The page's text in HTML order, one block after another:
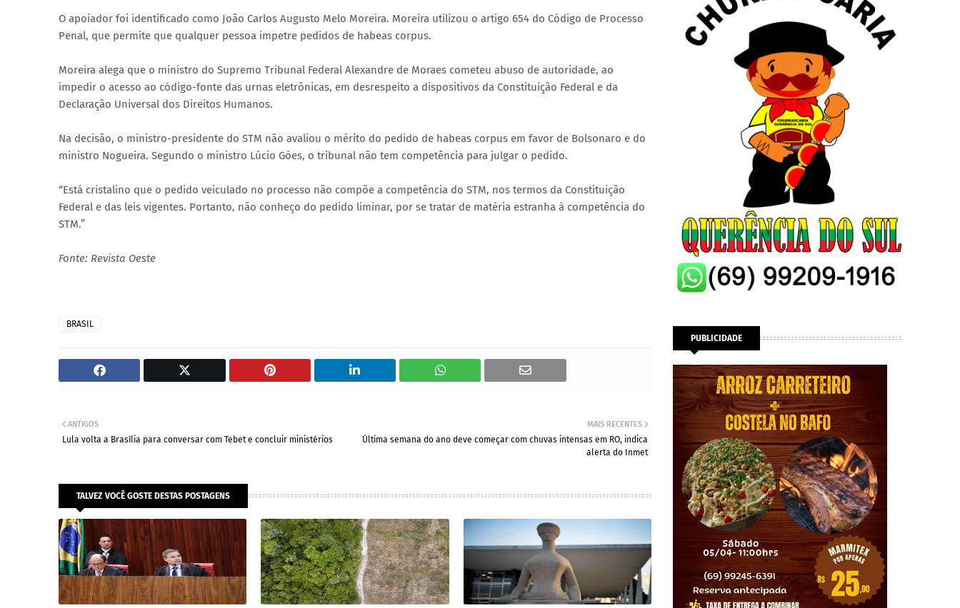
O apoiador foi identificado como João Carlos Augusto Melo Moreira. Moreira utilizou o artigo 654 do Código de Processo
Penal, que permite que qualquer pessoa impetre pedidos de habeas corpus.
Moreira alega que o ministro do Supremo Tribunal Federal Alexandre de Moraes cometeu abuso de autoridade, ao
impedir o acesso ao código-fonte das urnas eletrônicas, em desrespeito a dispositivos da Constituição Federal e da
Declaração Universal dos Direitos Humanos.
Na decisão, o ministro-presidente do STM não avaliou o mérito do pedido de habeas corpus em favor de Bolsonaro e do
ministro Nogueira. Segundo o ministro Lúcio Góes, o tribunal não tem competência para julgar o pedido.
“Está cristalino que o pedido veiculado no processo não compõe a competência do STM, nos termos da Constituição
Federal e das leis vigentes. Portanto, não conheço do pedido liminar, por se tratar de matéria estranha à competência do
STM.”
Fonte: Revista Oeste
BRASIL
MAIS RECENTES
Última semana do ano deve começar com chuvas intensas em RO, indica
alerta do Inmet
ANTIGOS
Lula volta a Brasília para conversar com Tebet e concluir ministérios
TALVEZ VOCÊ GOSTE DESTAS POSTAGENS
PUBLICIDADE